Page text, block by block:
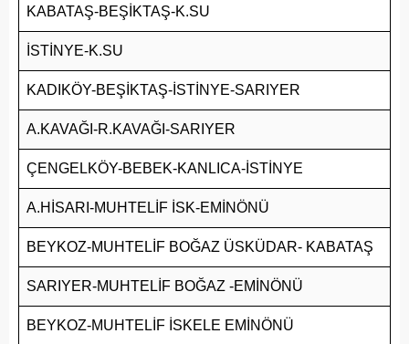
KABATAŞ-BEŞİKTAŞ-K.SU
İSTİNYE-K.SU
KADIKÖY-BEŞİKTAŞ-İSTİNYE-SARIYER
A.KAVAĞI-R.KAVAĞI-SARIYER
ÇENGELKÖY-BEBEK-KANLICA-İSTİNYE
A.HİSARI-MUHTELİF İSK-EMİNÖNÜ
BEYKOZ-MUHTELİF BOĞAZ ÜSKÜDAR- KABATAŞ
SARIYER-MUHTELİF BOĞAZ -EMİNÖNÜ
BEYKOZ-MUHTELİF İSKELE EMİNÖNÜ